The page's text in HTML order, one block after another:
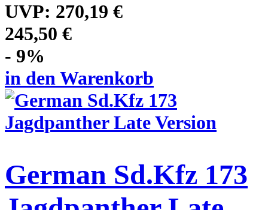
UVP: 270,19 €
245,50 €
- 9%
in den Warenkorb
German Sd.Kfz 173